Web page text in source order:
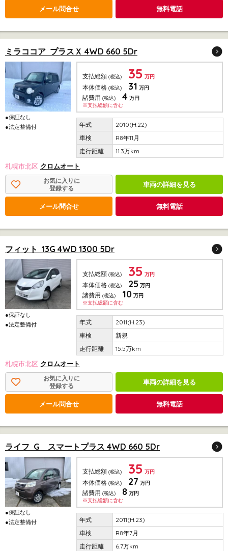
メール問合せ 無料電話
ミラココア プラスＸ 4WD 660 5Dr
●保証なし
●法定整備付
支払総額 (税込) 35 万円
本体価格 (税込) 31 万円
諸費用 (税込) 4 万円
※支払総額に含む
2010(H.22)
R8年11月
11.3万km
札幌市北区 クロムオート
お気に入りに
登録する
車両の詳細を見る
メール問合せ 無料電話
フィット 13G 4WD 1300 5Dr
●保証なし
●法定整備付
支払総額 (税込) 35 万円
本体価格 (税込) 25 万円
諸費用 (税込) 10 万円
※支払総額に含む
2011(H.23)
新規
15.5万km
札幌市北区 クロムオート
お気に入りに
登録する
車両の詳細を見る
メール問合せ 無料電話
ライフ G スマートプラス 4WD 660 5Dr
●保証なし
●法定整備付
支払総額 (税込) 35 万円
本体価格 (税込) 27 万円
諸費用 (税込) 8 万円
※支払総額に含む
2011(H.23)
R8年7月
6.7万km